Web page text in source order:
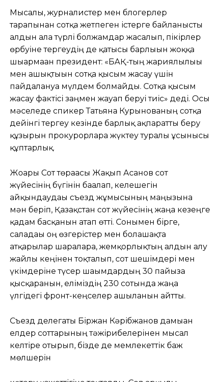
Мысалы, журналистер мен блогерлер
тарапынан сотқа жетпеген істерге байланысты
алдын ала түрлі болжамдар жасалып, пікірлер
өрбуіне тергеудің де қатысы барлығын жоққа
шығармаған президент: «БАҚ-тың жариялылығы
мен ашықтығын сотқа қысым жасау үшін
пайдалануға мүлдем болмайды. Сотқа қысым
жасау фактісі заңмен жауап беруі тиіс» деді. Осы
мәселеде спикер Татьяна Курынованың сотқа
дейінгі тергеу кезінде барлық ақпаратты беру
құзырын прокурорларға жүктеу туралы ұсынысы
құптарлық.
Жоғарғы Сот төрағасы Жақып Асанов сот
жүйесінің бүгінін бағалап, келешегін
айқындаудағы съезд жұмысының маңызына
мән беріп, Қазақстан сот жүйесінің жаңа кезеңге
қадам басқанын атап өтті. Сонымен бірге,
саладағы оң өзгерістер мен болашақта
атқарылар шараларға, жемқорлықтың алдын алу
жайлы кеңінен тоқталып, сот шешімдері мен
үкімдеріне түсер шағымдардың 30 пайызға
қысқарғанын, еліміздің 230 сотында жаңа
үлгідегі фронт-кеңселер ашылғанын айтты.
Съезд делегаты Біржан Кәрібжанов дамыған
елдер соттарының тәжірибелерінен мысал
келтіре отырып, бізде де мемлекеттік баж
мөлшерін